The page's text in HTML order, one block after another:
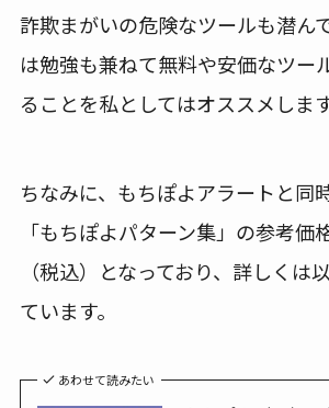
詐欺まがいの危険なツールも潜ん
は勉強も兼ねて無料や安価なツー
ることを私としてはオススメします
ちなみに、もちぽよアラートと同
「もちぽよパターン集」の参考価
（税込）となっており、詳しくは
ています。
あわせて読みたい